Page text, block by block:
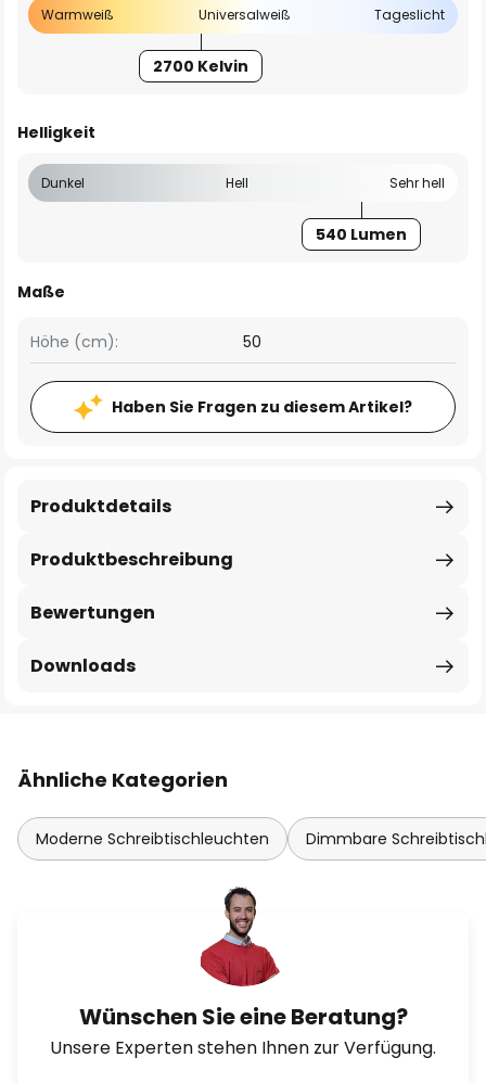
Warmweiß Universalweiß Tageslicht
2700 Kelvin
Helligkeit
Dunkel Hell Sehr hell
540 Lumen
Maße
Höhe (cm): 50
Haben Sie Fragen zu diesem Artikel?
Produktbeschreibung
Produktdetails
Bewertungen
Downloads
Ähnliche Kategorien
Moderne Schreibtischleuchten Dimmbare
Wünschen Sie eine Beratung?
Unsere Experten stehen Ihnen zur Verfügung.